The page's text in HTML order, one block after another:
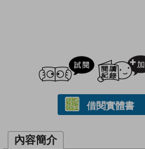
試閲
借閱實體書
內容簡介